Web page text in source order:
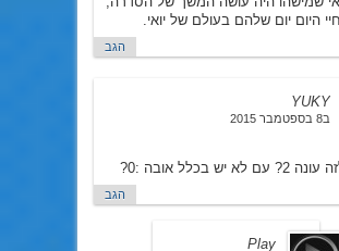
היום יום שלהם בעולם של יואי.
הגב
YUKY
ב8 בספטמבר 2015
עם לא יש בכלל אובה :0?
הגב
Play